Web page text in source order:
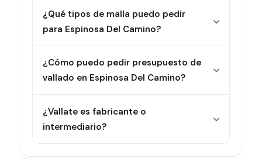
¿Qué tipos de malla puedo pedir
para Espinosa Del Camino?
¿Cómo puedo pedir presupuesto de
vallado en Espinosa Del Camino?
¿Vallate es fabricante o
intermediario?